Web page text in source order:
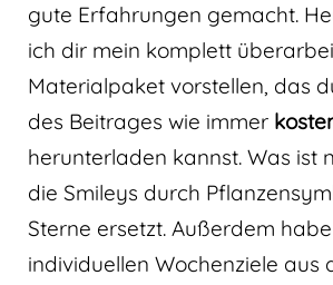
gute Erfahrungen gemacht.
ich dir mein komplett
Materialpaket vorstellen, das
des Beitrages wie immer
herunterladen kannst. Was ist
die Smileys durch
Sterne ersetzt. Außerdem
individuellen Wochenziele aus